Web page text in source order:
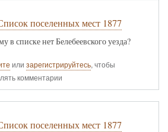
поселенных мест 1877
в списке нет Белебеевского уезда?
или зарегистрируйтесь, чтобы
комментарии
поселенных мест 1877